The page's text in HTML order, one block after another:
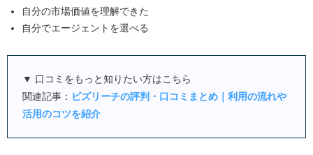
自分の市場価値を理解できた
自分でエージェントを選べる
▼ 口コミをもっと知りたい方はこちら
関連記事： ビズリーチの評判・口コミまとめ｜利用の流れや
活用のコツを紹介